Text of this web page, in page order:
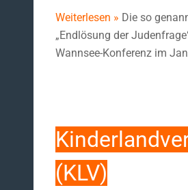
Weiterlesen » Die so
„Endlösung der
Wannsee-Konferenz im
(KLV)